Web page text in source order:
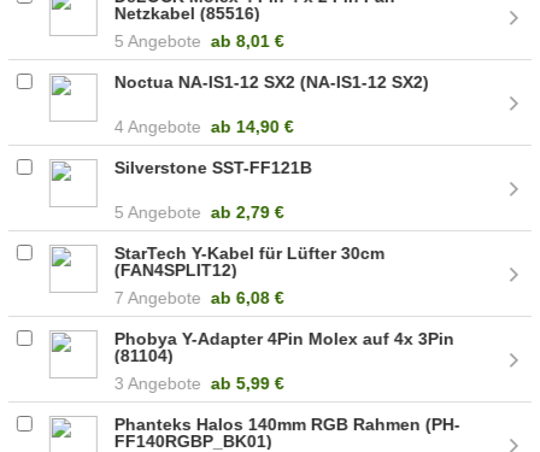
Netzkabel (85516)
5 Angebote ab 8,01 €
Noctua NA-IS1-12 SX2 (NA-IS1-12 SX2)
4 Angebote ab 14,90 €
Silverstone SST-FF121B
5 Angebote ab 2,79 €
StarTech Y-Kabel für Lüfter 30cm
(FAN4SPLIT12)
7 Angebote ab 6,08 €
Phobya Y-Adapter 4Pin Molex auf 4x 3Pin
(81104)
3 Angebote ab 5,99 €
Phanteks Halos 140mm RGB Rahmen (PH-
FF140RGBP_BK01)